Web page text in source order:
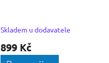
Skladem u dodavatele
899 Kč